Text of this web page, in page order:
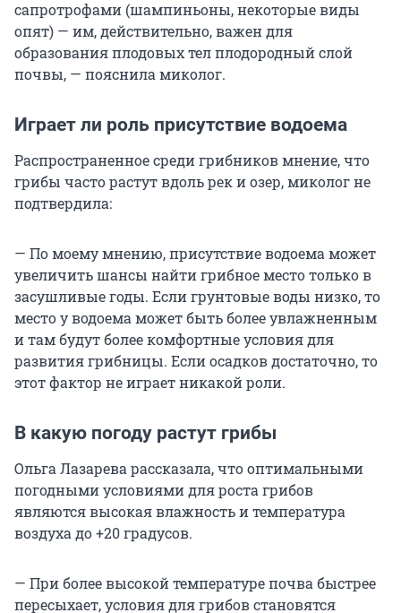
сапротрофами (шампиньоны, некоторые виды
опят) — им, действительно, важен для
образования плодовых тел плодородный слой
почвы, — пояснила миколог.
Играет ли роль присутствие водоема
Распространенное среди грибников мнение, что
грибы часто растут вдоль рек и озер, миколог не
подтвердила:
— По моему мнению, присутствие водоема может
увеличить шансы найти грибное место только в
засушливые годы. Если грунтовые воды низко, то
место у водоема может быть более увлажненным
и там будут более комфортные условия для
развития грибницы. Если осадков достаточно, то
этот фактор не играет никакой роли.
В какую погоду растут грибы
Ольга Лазарева рассказала, что оптимальными
погодными условиями для роста грибов
являются высокая влажность и температура
воздуха до +20 градусов.
— При более высокой температуре почва быстрее
пересыхает, условия для грибов становятся